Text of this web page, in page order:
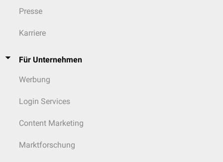
Presse
Karriere
Für Unternehmen
Werbung
Login Services
Content Marketing
Marktforschung